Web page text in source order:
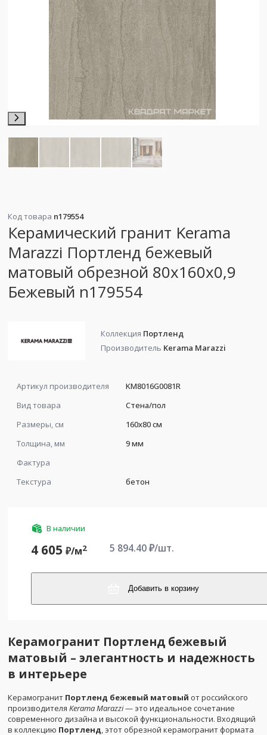
Код товара n179554
Керамический гранит Kerama
Marazzi Портленд бежевый
матовый обрезной 80x160x0,9
Бежевый n179554
Коллекция Портленд
Производитель Kerama Marazzi
Артикул производителя
KM8016G0081R
Вид товара
Стена/пол
Размеры, см
160x80 см
Толщина, мм
9 мм
Фактура
Текстура
бетон
В наличии
4 605 ₽/м2 5 894.40₽/шт.
Добавить в корзину
Керамогранит Портленд бежевый
матовый – элегантность и надежность
в интерьере
Керамогранит Портленд бежевый матовый от российского
производителя Kerama Marazzi— это идеальное сочетание
современного дизайна и высокой функциональности. Входящий
в коллекцию Портленд , этот обрезной керамогранит формата